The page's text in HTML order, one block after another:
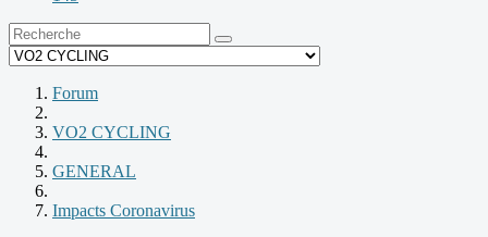
Forum
VO2 CYCLING
GENERAL
Impacts Coronavirus